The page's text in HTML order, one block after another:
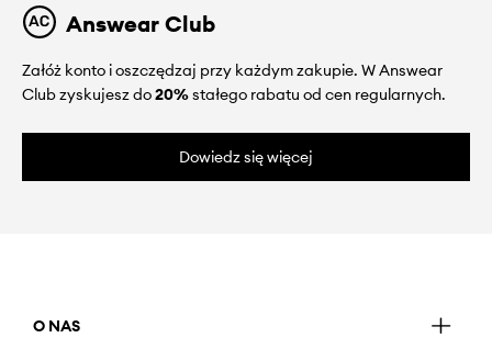
Answear Club
Załóż konto i oszczędzaj przy każdym zakupie. W Answear
Club zyskujesz do20%stałego rabatu od cen regularnych.
Dowiedz się więcej
O NAS